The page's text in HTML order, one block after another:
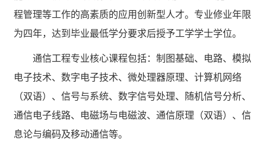
程管理等工作的高素质的应用创新型人才。专业修业年限
为四年，达到毕业最低学分要求后授予工学学士学位。
通信工程专业核心课程包括：制图基础、电路、模拟
电子技术、数字电子技术、微处理器原理、计算机网络
（双语）、信号与系统、数字信号处理、随机信号分析、
通信电子线路、电磁场与电磁波、通信原理（双语）、信
息论与编码及移动通信等。